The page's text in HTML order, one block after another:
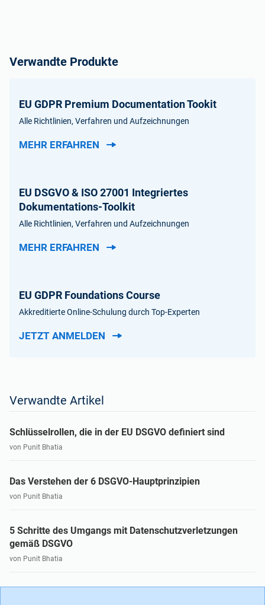
Verwandte Produkte
EU GDPR Premium Documentation Tookit
Alle Richtlinien, Verfahren und Aufzeichnungen
MEHR ERFAHREN
EU DSGVO & ISO 27001 Integriertes
Dokumentations-Toolkit
Alle Richtlinien, Verfahren und Aufzeichnungen
MEHR ERFAHREN
EU GDPR Foundations Course
Akkreditierte Online-Schulung durch Top-Experten
JETZT ANMELDEN
Verwandte Artikel
Schlüsselrollen, die in der EU DSGVO definiert sind
von Punit Bhatia
Das Verstehen der 6 DSGVO-Hauptprinzipien
von Punit Bhatia
5 Schritte des Umgangs mit Datenschutzverletzungen
gemäß DSGVO
von Punit Bhatia